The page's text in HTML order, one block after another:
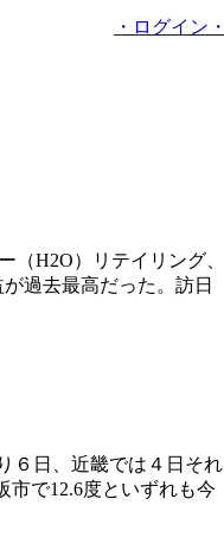
・ログイン・
（H2O）リテイリング、
過去最高だった。訪日
６日、近畿では４日それ
市で12.6度といずれも今